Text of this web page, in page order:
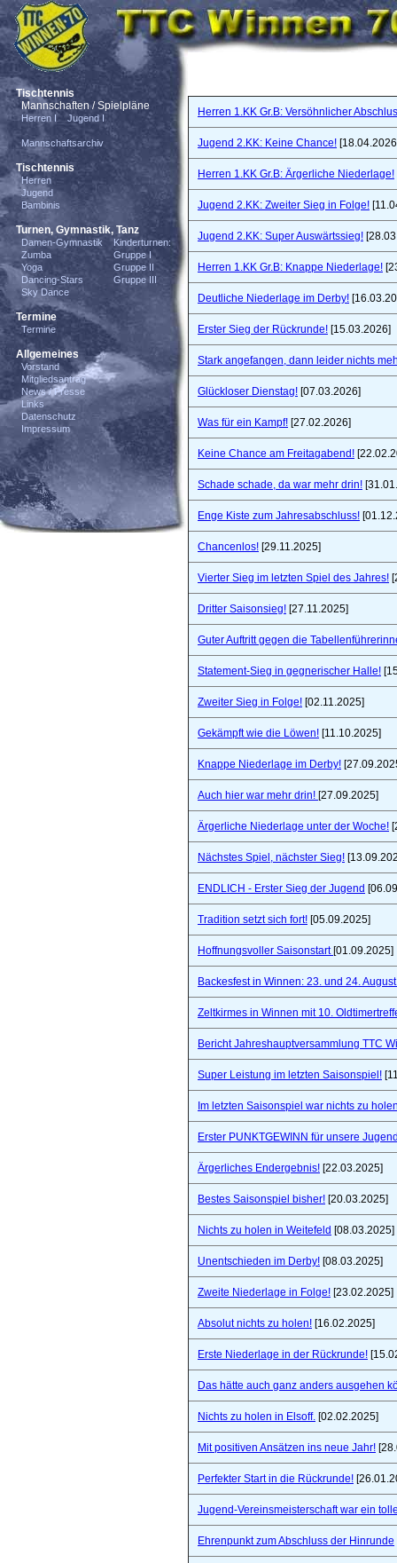
Tischtennis
Mannschaften / Spielpläne
Herren I Jugend I
Mannschaftsarchiv
Tischtennis
Herren
Jugend
Bambinis
Turnen, Gymnastik, Tanz
Damen-Gymnastik
Zumba
Yoga
Dancing-Stars
Sky Dance
Kinderturnen:
Gruppe I
Gruppe II
Gruppe III
Termine
Termine
Allgemeines
Vorstand
Mitgliedsantrag
News / Presse
Links
Datenschutz
Impressum
Herren 1.KK Gr.B: Versöhnlicher
Jugend 2.KK: Keine Chance!
Herren 1.KK Gr.B: Ärgerliche Niederlage!
Jugend 2.KK: Zweiter Sieg in Folge!
Jugend 2.KK: Super Auswärtssieg!
Herren 1.KK Gr.B: Knappe Niederlage!
Deutliche Niederlage im Derby!
Erster Sieg der Rückrunde! [15.03.2026]
Stark angefangen, dann leider nichts
Glückloser Dienstag! [07.03.2026]
Was für ein Kampf! [27.02.2026]
Keine Chance am Freitagabend!
Schade schade, da war mehr drin!
Enge Kiste zum Jahresabschluss!
Chancenlos! [29.11.2025]
Vierter Sieg im letzten Spiel des Jahres!
Dritter Saisonsieg! [27.11.2025]
Guter Auftritt gegen die
Statement-Sieg in gegnerischer Halle!
Zweiter Sieg in Folge! [02.11.2025]
Gekämpft wie die Löwen! [11.10.2025]
Knappe Niederlage im Derby!
Auch hier war mehr drin! [27.09.2025]
Ärgerliche Niederlage unter der Woche!
Nächstes Spiel, nächster Sieg!
ENDLICH - Erster Sieg der Jugend
Tradition setzt sich fort! [05.09.2025]
Hoffnungsvoller Saisonstart [01.09.2025]
Backesfest in Winnen: 23. und 24.
Zeltkirmes in Winnen mit 10.
Bericht Jahreshauptversammlung TTC
Super Leistung im letzten Saisonspiel!
Im letzten Saisonspiel war nichts zu
Erster PUNKTGEWINN für unsere
Ärgerliches Endergebnis! [22.03.2025]
Bestes Saisonspiel bisher! [20.03.2025]
Nichts zu holen in Weitefeld [08.03.2025]
Unentschieden im Derby! [08.03.2025]
Zweite Niederlage in Folge! [23.02.2025]
Absolut nichts zu holen! [16.02.2025]
Erste Niederlage in der Rückrunde!
Das hätte auch ganz anders ausgehen
Nichts zu holen in Elsoff. [02.02.2025]
Mit positiven Ansätzen ins neue Jahr!
Perfekter Start in die Rückrunde!
Jugend-Vereinsmeisterschaft war ein
Ehrenpunkt zum Abschluss der Hinrunde